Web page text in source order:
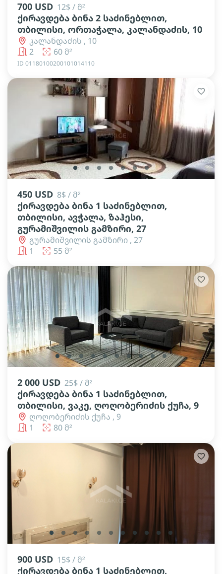
700 USD 12$ / მ²
ქირავდება ბინა 2 საძინებლით,
თბილისი, ორთაჭალა, კალანდაძის, 10
კალანდაძის , 10
2
60 მ²
ID 01180100200101014110
lens lens lens lens lens lens lens
450 USD 8$ / მ²
ქირავდება ბინა 1 საძინებლით,
თბილისი, ავჭალა, ზაჰესი,
გურამიშვილის გამზირი, 27
გურამიშვილის გამზირი , 27
1
55 მ²
lens lens lens lens lens lens lens lens lens lens
2 000 USD 25$ / მ²
ქირავდება ბინა 1 საძინებლით,
თბილისი, ვაკე, ღოღობერიძის ქუჩა, 9
ღოღობერიძის ქუჩა , 9
1
80 მ²
lens lens lens lens lens lens lens lens lens lens lens
900 USD 15$ / მ²
ქირავდება ბინა 1 საძინებლით,